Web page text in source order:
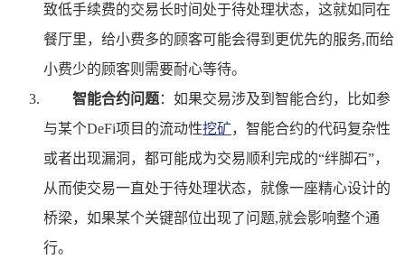
致低手续费的交易长时间处于待处理状态，这就如同在
餐厅里，给小费多的顾客可能会得到更优先的服务,而给
小费少的顾客则需要耐心等待。
智能合约问题：如果交易涉及到智能合约，比如参
与某个DeFi项目的流动性挖矿，智能合约的代码复杂性
或者出现漏洞，都可能成为交易顺利完成的“绊脚石”，
从而使交易一直处于待处理状态，就像一座精心设计的
桥梁，如果某个关键部位出现了问题,就会影响整个通
行。